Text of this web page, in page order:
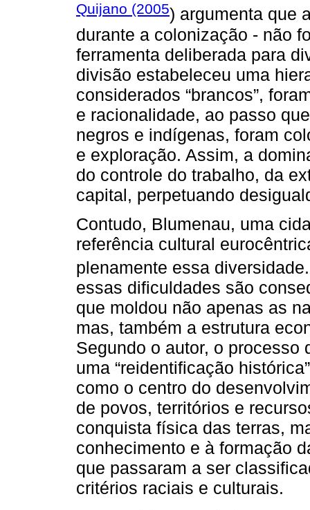
Quijano (2005) argumenta que
durante a colonização - não
ferramenta deliberada para
divisão estabeleceu uma
considerados “brancos”,
e racionalidade, ao passo
negros e indígenas, foram
e exploração. Assim, a
do controle do trabalho, da
capital, perpetuando
Contudo, Blumenau, uma
referência cultural
plenamente essa
essas dificuldades são
que moldou não apenas as
mas, também a estrutura
Segundo o autor, o processo
uma “reidentificação
como o centro do
de povos, territórios e
conquista física das terras,
conhecimento e à formação
que passaram a ser
critérios raciais e culturais.